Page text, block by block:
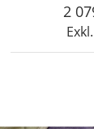
2